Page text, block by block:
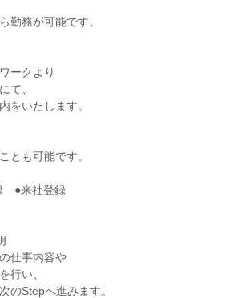
勤務が可能です。
ークより
て、
をいたします。
とも可能です。
●来社登録
仕事内容や
行い、
のStepへ進みます。